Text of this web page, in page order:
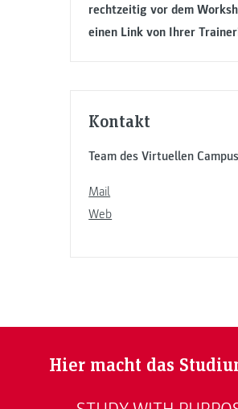
rechtzeitig vor dem
einen Link von Ihrer
Kontakt
Team des Virtuellen Campus
Mail
Web
Hier macht das